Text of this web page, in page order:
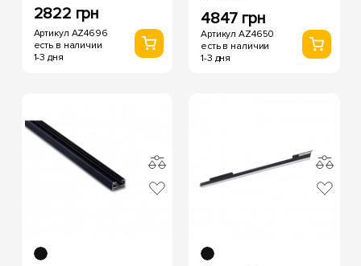
2822 грн
Артикул AZ4696
есть в наличии
1-3 дня
4847 грн
Артикул AZ4650
есть в наличии
1-3 дня